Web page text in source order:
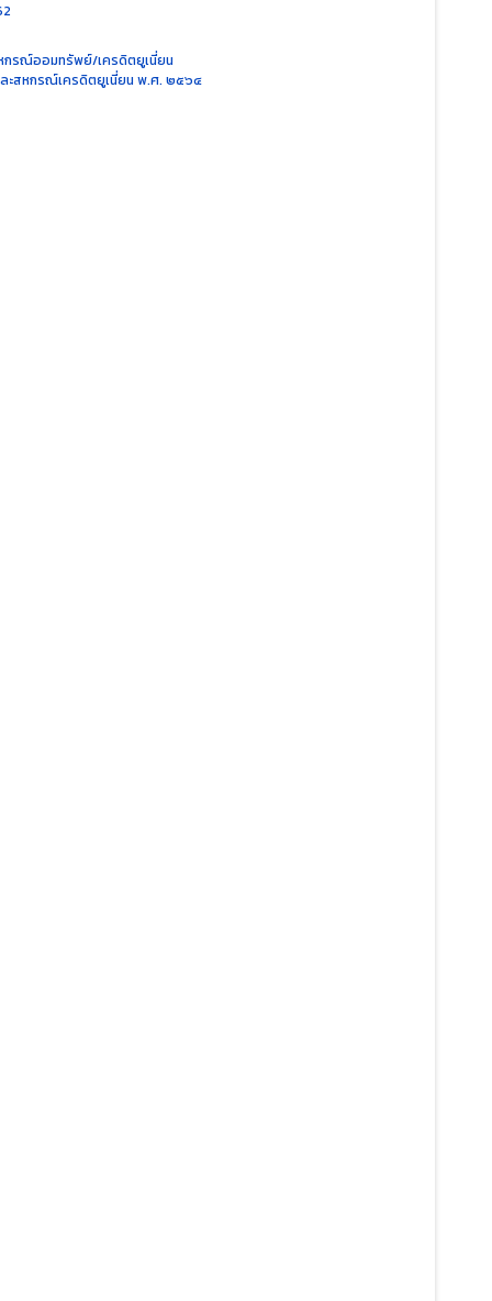
กรณ์ออมทรัพย์/เครดิตยูเนี่ยน
ะสหกรณ์เครดิตยูเนี่ยน พ.ศ. ๒๕๖๔